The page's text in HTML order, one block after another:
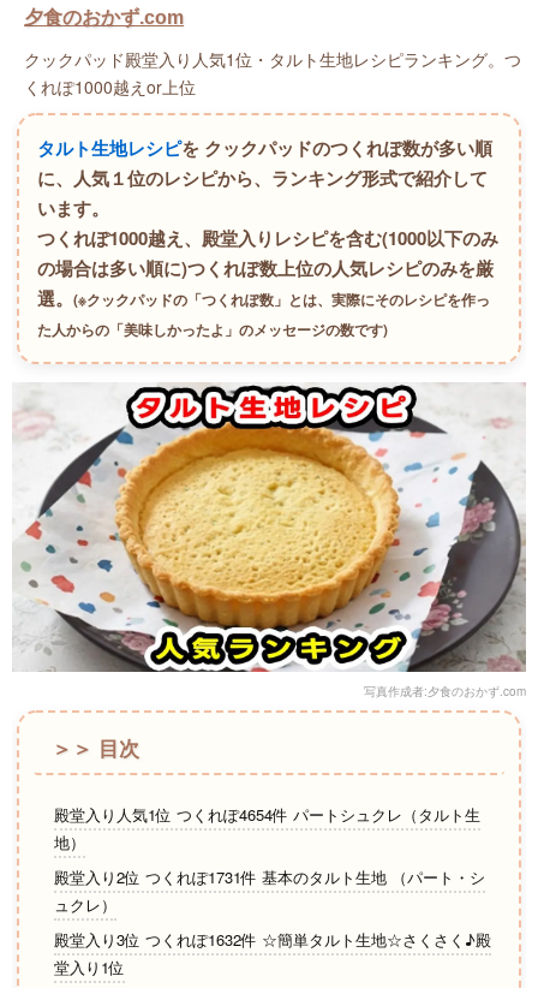
夕食のおかず.com
クックパッド殿堂入り人気1位・タルト生地レシピランキング。つ
くれぽ1000越えor上位
タルト生地レシピを クックパッドのつくれぽ数が多い順
に、人気１位のレシピから、ランキング形式で紹介して
います。
つくれぽ1000越え、殿堂入りレシピを含む(1000以下のみ
の場合は多い順に)つくれぽ数上位の人気レシピのみを厳
選。(※クックパッドの「つくれぽ数」とは、実際にそのレシピを作っ
た人からの「美味しかったよ」のメッセージの数です)
写真作成者:夕食のおかず.com
＞＞ 目次
殿堂入り人気1位 つくれぽ4654件 パートシュクレ（タルト生
地）
殿堂入り2位 つくれぽ1731件 基本のタルト生地 （パート・シ
ュクレ）
殿堂入り3位 つくれぽ1632件 ☆簡単タルト生地☆さくさく♪殿
堂入り1位